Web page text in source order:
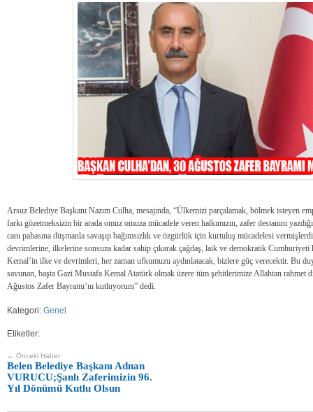
Arsuz Belediye Başkanı Nazım Culha, mesajında, “Ülkemizi parçalamak, bölmek isteyen
farkı gözetmeksizin bir arada omuz omuza mücadele veren halkımızın, zafer destanını
canı pahasına düşmanla savaşıp bağımsızlık ve özgürlük için kurtuluş mücadelesi
devrimlerine, ilkelerine sonsuza kadar sahip çıkarak çağdaş, laik ve demokratik
Kemal’in ilke ve devrimleri, her zaman ufkumuzu aydınlatacak, bizlere güç verecektir. Bu
savunan, başta Gazi Mustafa Kemal Atatürk olmak üzere tüm şehitlerimize Allahtan rahmet
Ağustos Zafer Bayramı’nı kutluyorum” dedi.
Kategori: Genel
Etiketler:
← Önceki Haber
Belen Belediye Başkanı Adnan
VURUCU;Şanlı Zaferimizin 96.
Yıl Dönümü Kutlu Olsun